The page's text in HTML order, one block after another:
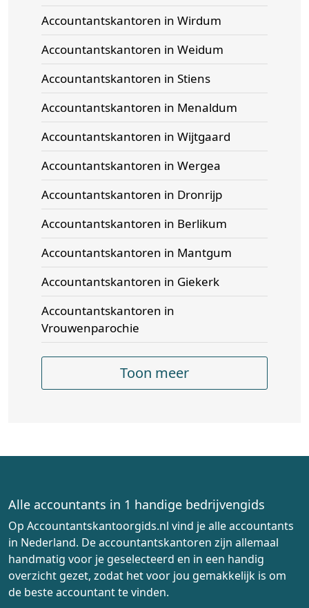
Accountantskantoren in Wirdum
Accountantskantoren in Weidum
Accountantskantoren in Stiens
Accountantskantoren in Menaldum
Accountantskantoren in Wijtgaard
Accountantskantoren in Wergea
Accountantskantoren in Dronrijp
Accountantskantoren in Berlikum
Accountantskantoren in Mantgum
Accountantskantoren in Giekerk
Accountantskantoren in
Vrouwenparochie
Toon meer
Alle accountants in 1 handige bedrijvengids
Op Accountantskantoorgids.nl vind je alle accountants
in Nederland. De accountantskantoren zijn allemaal
handmatig voor je geselecteerd en in een handig
overzicht gezet, zodat het voor jou gemakkelijk is om
de beste accountant te vinden.